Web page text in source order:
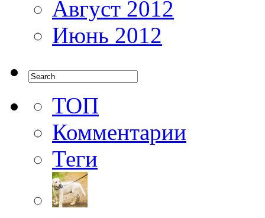
Август 2012
Июнь 2012
ТОП
Комментарии
Теги